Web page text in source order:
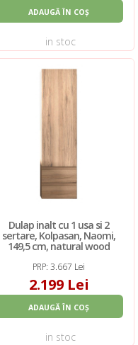
ADAUGĂ ÎN COȘ
in stoc
Dulap inalt cu 1 usa si 2
sertare, Kolpasan, Naomi,
149,5 cm, natural wood
PRP: 3.667 Lei
2.199 Lei
ADAUGĂ ÎN COȘ
in stoc